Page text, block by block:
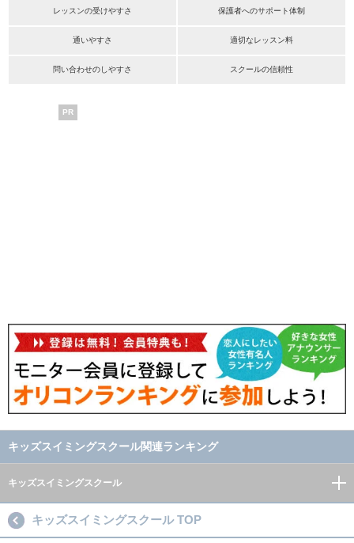
レッスンの受けやすさ 保護者へのサポート体制
通いやすさ 適切なレッスン料
問い合わせのしやすさ スクールの信頼性
PR
キッズスイミングスクール関連ランキング
キッズスイミングスクール
キッズスイミングスクール TOP